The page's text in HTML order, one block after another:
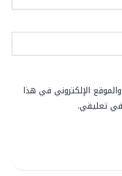
الإلكتروني في هذا
في تعليقي.